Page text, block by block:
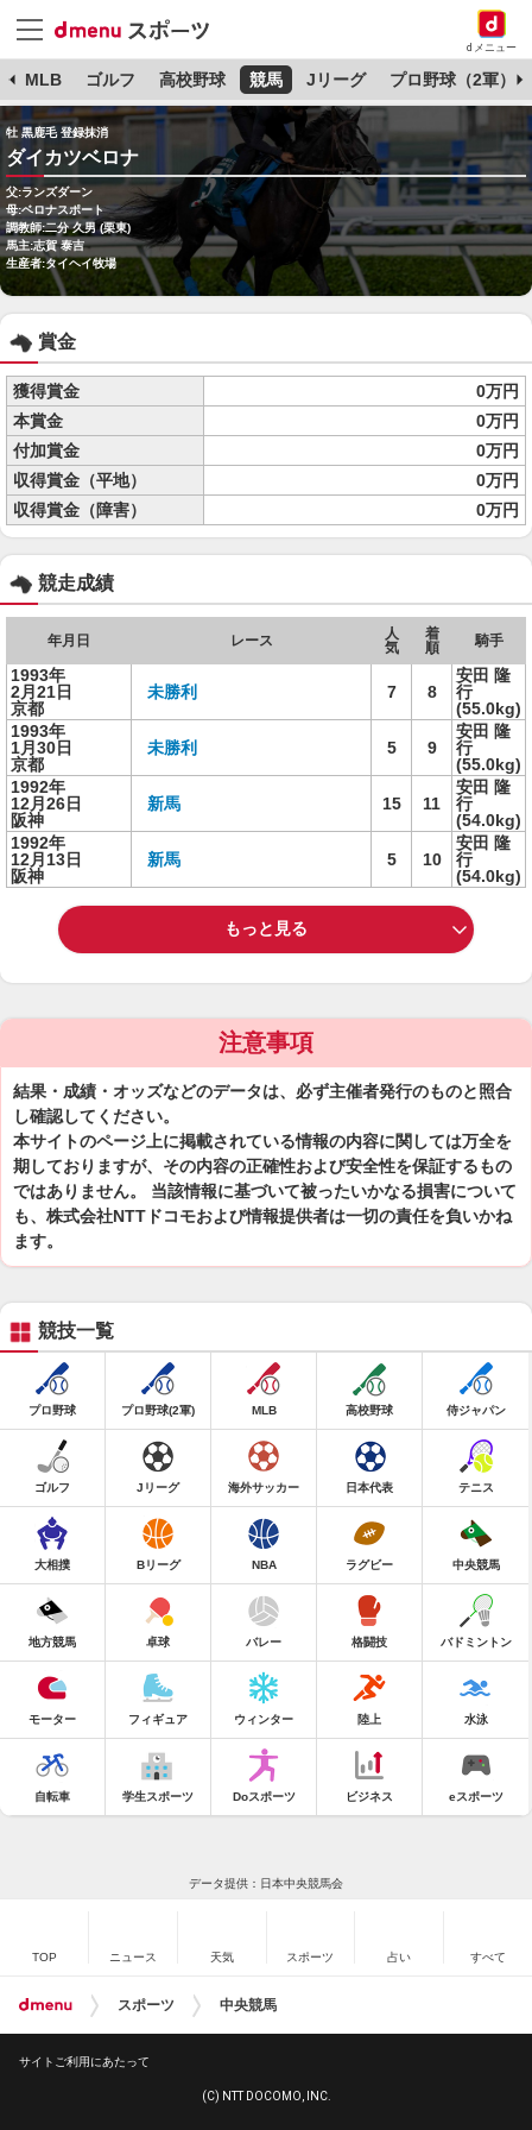
dメニュー
MLB ゴルフ 高校野球 競馬 Jリーグ プロ野球（2軍）
牡 黒鹿毛 登録抹消
ダイカツベロナ
父:ランズダーン
母:ベロナスポート
調教師:二分 久男 (栗東)
馬主:志賀 泰吉
生産者:タイヘイ牧場
賞金
獲得賞金
0万円
本賞金
0万円
付加賞金
0万円
収得賞金（平地）
0万円
収得賞金（障害）
0万円
競走成績
年月日 レース
人
気
着
順
騎手
1993年
2月21日
京都
未勝利 7 8
安田 隆
行
(55.0kg)
1993年
1月30日
京都
未勝利 5 9
安田 隆
行
(55.0kg)
1992年
12月26日
阪神
新馬 15 11
安田 隆
行
(54.0kg)
1992年
12月13日
阪神
新馬 5 10
安田 隆
行
(54.0kg)
もっと見る
注意事項
結果・成績・オッズなどのデータは、必ず主催者発行のものと照合
し確認してください。
本サイトのページ上に掲載されている情報の内容に関しては万全を
期しておりますが、その内容の正確性および安全性を保証するもの
ではありません。 当該情報に基づいて被ったいかなる損害について
も、株式会社NTTドコモおよび情報提供者は一切の責任を負いかね
ます。
競技一覧
プロ野球 プロ野球(2軍) MLB 高校野球 侍ジャパン
ゴルフ Jリーグ 海外サッカー 日本代表 テニス
大相撲 Bリーグ NBA ラグビー 中央競馬
地方競馬 卓球 バレー 格闘技 バドミントン
モーター フィギュア ウィンター 陸上 水泳
自転車 学生スポーツ Doスポーツ ビジネス eスポーツ
データ提供：日本中央競馬会
TOP ニュース 天気 スポーツ 占い すべて
スポーツ 中央競馬
サイトご利用にあたって
(C) NTT DOCOMO, INC.